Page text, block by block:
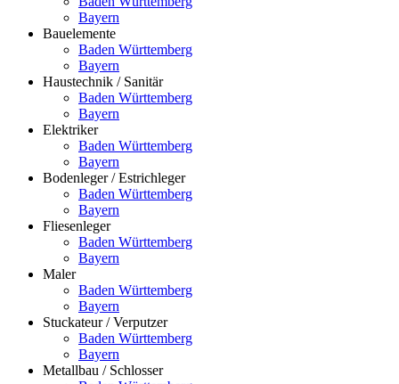
Bayern
Bauelemente
Baden Württemberg
Bayern
Haustechnik / Sanitär
Baden Württemberg
Bayern
Elektriker
Baden Württemberg
Bayern
Bodenleger / Estrichleger
Baden Württemberg
Bayern
Fliesenleger
Baden Württemberg
Bayern
Maler
Baden Württemberg
Bayern
Stuckateur / Verputzer
Baden Württemberg
Bayern
Metallbau / Schlosser